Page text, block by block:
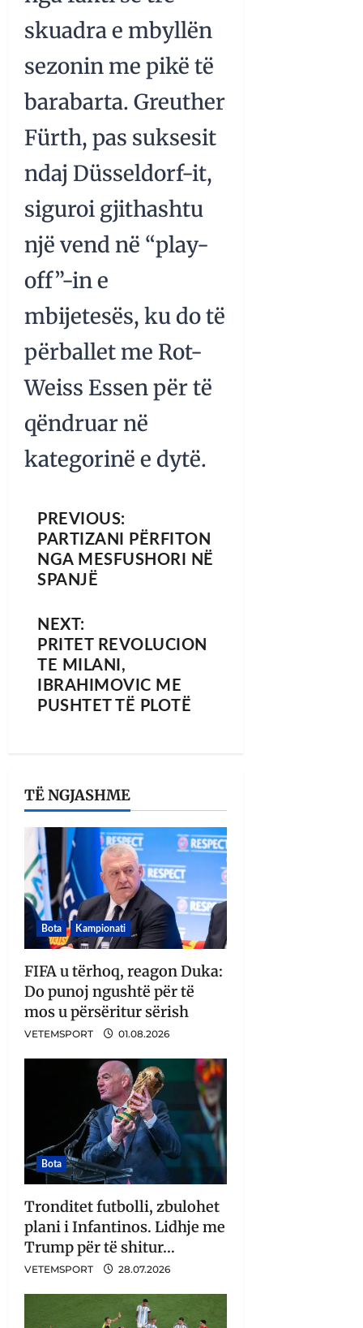
skuadra e mbyllën
sezonin me pikë të
barabarta. Greuther
Fürth, pas suksesit
ndaj Düsseldorf-it,
siguroi gjithashtu
një vend në “play-
off”-in e
mbijetesës, ku do të
përballet me Rot-
Weiss Essen për të
qëndruar në
kategorinë e dytë.
PREVIOUS:
PARTIZANI PËRFITON
NGA MESFUSHORI NË
SPANJË
NEXT:
PRITET REVOLUCION
TE MILANI,
IBRAHIMOVIC ME
PUSHTET TË PLOTË
TË NGJASHME
Bota Kampionati
FIFA u tërhoq, reagon Duka:
Do punoj ngushtë për të
mos u përsëritur sërish
VETEMSPORT 01.08.2026
Bota
Tronditet futbolli, zbulohet
plani i Infantinos. Lidhje me
Trump për të shitur…
VETEMSPORT 28.07.2026